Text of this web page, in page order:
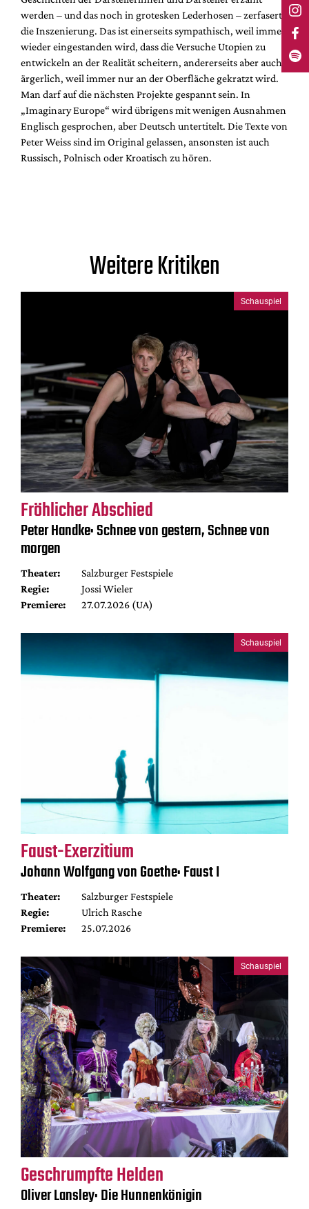
werden – und das noch in grotesken Lederhosen – zerfasert
die Inszenierung. Das ist einerseits sympathisch, weil immer
wieder eingestanden wird, dass die Versuche Utopien zu
entwickeln an der Realität scheitern, andererseits aber auch
ärgerlich, weil immer nur an der Oberfläche gekratzt wird.
Man darf auf die nächsten Projekte gespannt sein. In
„Imaginary Europe“ wird übrigens mit wenigen Ausnahmen
Englisch gesprochen, aber Deutsch untertitelt. Die Texte von
Peter Weiss sind im Original gelassen, ansonsten ist auch
Russisch, Polnisch oder Kroatisch zu hören.
Weitere Kritiken
Schauspiel
Fröhlicher Abschied
Peter Handke: Schnee von gestern, Schnee von
morgen
Theater:
Salzburger Festspiele
Regie:
Jossi Wieler
Premiere:
27.07.2026 (UA)
Schauspiel
Faust-Exerzitium
Johann Wolfgang von Goethe: Faust I
Theater:
Salzburger Festspiele
Regie:
Ulrich Rasche
Premiere:
25.07.2026
Schauspiel
Geschrumpfte Helden
Oliver Lansley: Die Hunnenkönigin